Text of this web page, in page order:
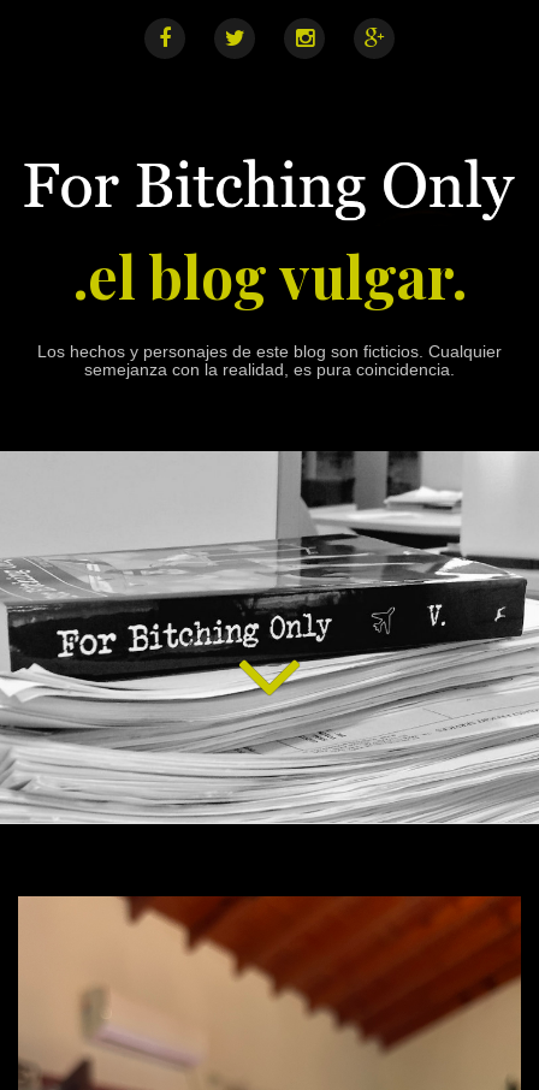
F
o
k
T I
a
m
G
.el blog vulgar.
Los hechos y personajes de este blog son ficticios. Cualquier
semejanza con la realidad, es pura coincidencia.